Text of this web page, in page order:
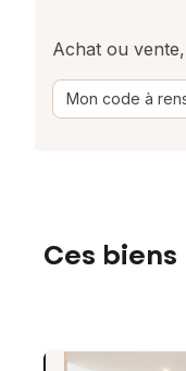
Achat ou
Mon code à
Ces